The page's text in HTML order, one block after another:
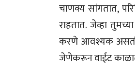
चाणक्य सांगतात,
राहतात. जेव्हा
करणे आवश्यक असतं.
जेणेकरून वाईट